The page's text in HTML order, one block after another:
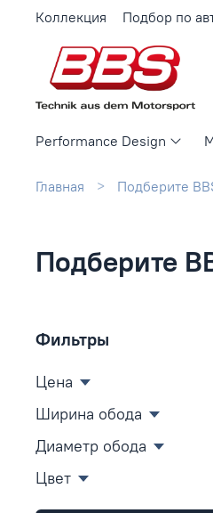
Коллекция Подбор по
Performance Design
Главная Подберите
Подберите
Фильтры
Цена
Ширина обода
Диаметр обода
Цвет